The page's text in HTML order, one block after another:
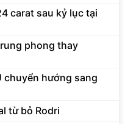
carat sau kỷ lục tại
phong thay
chuyển hướng sang
từ bỏ Rodri